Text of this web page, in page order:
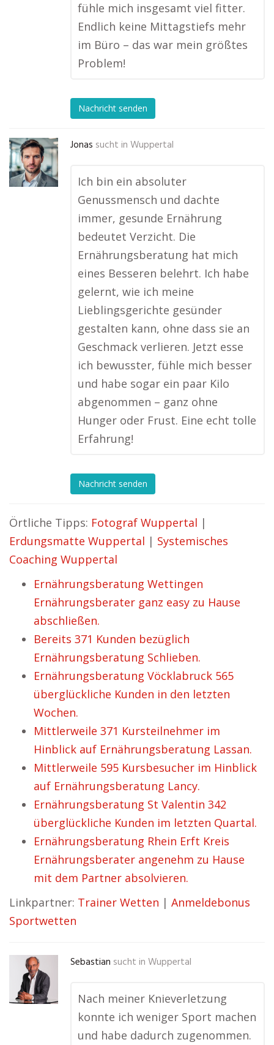
fühle mich insgesamt viel fitter.
Endlich keine Mittagstiefs mehr
im Büro – das war mein größtes
Problem!
Nachricht senden
Jonas sucht in Wuppertal
Ich bin ein absoluter
Genussmensch und dachte
immer, gesunde Ernährung
bedeutet Verzicht. Die
Ernährungsberatung hat mich
eines Besseren belehrt. Ich habe
gelernt, wie ich meine
Lieblingsgerichte gesünder
gestalten kann, ohne dass sie an
Geschmack verlieren. Jetzt esse
ich bewusster, fühle mich besser
und habe sogar ein paar Kilo
abgenommen – ganz ohne
Hunger oder Frust. Eine echt tolle
Erfahrung!
Nachricht senden
Örtliche Tipps: Fotograf Wuppertal |
Erdungsmatte Wuppertal | Systemisches
Coaching Wuppertal
Ernährungsberatung Wettingen
Ernährungsberater ganz easy zu Hause
abschließen.
Bereits 371 Kunden bezüglich
Ernährungsberatung Schlieben.
Ernährungsberatung Vöcklabruck 565
überglückliche Kunden in den letzten
Wochen.
Mittlerweile 371 Kursteilnehmer im
Hinblick auf Ernährungsberatung Lassan.
Mittlerweile 595 Kursbesucher im Hinblick
auf Ernährungsberatung Lancy.
Ernährungsberatung St Valentin 342
überglückliche Kunden im letzten Quartal.
Ernährungsberatung Rhein Erft Kreis
Ernährungsberater angenehm zu Hause
mit dem Partner absolvieren.
Linkpartner: Trainer Wetten | Anmeldebonus
Sportwetten
Sebastian sucht in Wuppertal
Nach meiner Knieverletzung
konnte ich weniger Sport machen
und habe dadurch zugenommen.